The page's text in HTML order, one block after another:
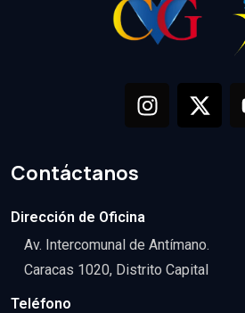
Contáctanos
Dirección de Oficina
Av. Intercomunal de Antímano.
Caracas 1020, Distrito Capital
Teléfono